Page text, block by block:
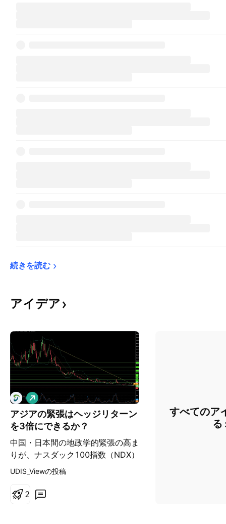
続きを読む
アイデア
アジアの緊張はヘッジリターン
を3倍にできるか？
中国・日本間の地政学的緊張の高ま
りが、ナスダック100指数（NDX）
を3倍レバレッジ逆連動するETFで
QQQ（SQQQ）への魅力的な投資
ロ
ン
グ
UDIS_Viewの投稿
2
すべてのア
る